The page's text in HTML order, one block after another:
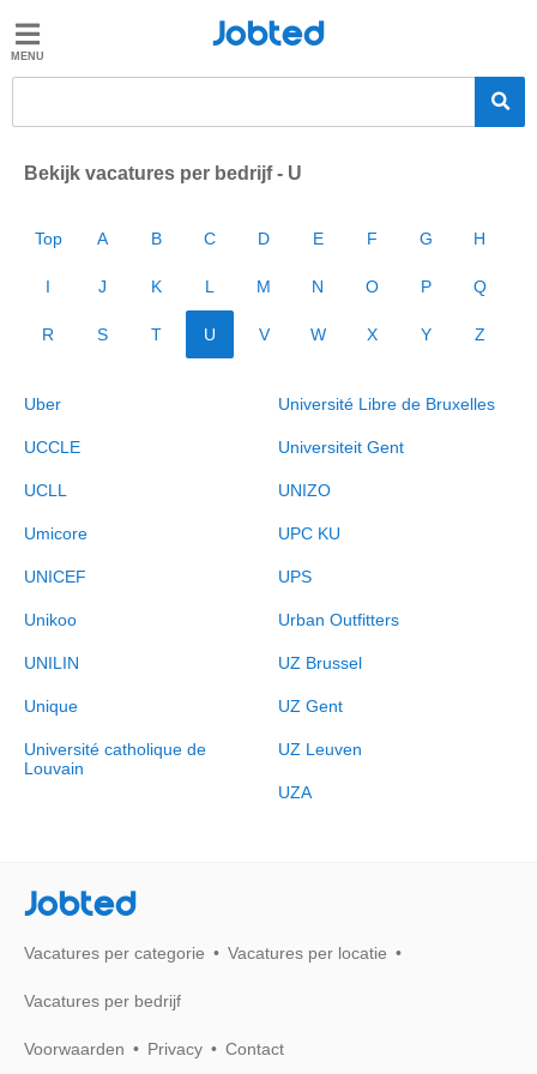
Jobted
Taal
Jobted
Bekijk vacatures per bedrijf - U
Top A B C D E F G H
I J K L M N O P Q
R S T U V W X Y Z
Uber
UCCLE
UCLL
Umicore
UNICEF
Unikoo
UNILIN
Unique
Université catholique de
Louvain
Université Libre de Bruxelles
Universiteit Gent
UNIZO
UPC KU
UPS
Urban Outfitters
UZ Brussel
UZ Gent
UZ Leuven
UZA
Jobted
Vacatures per categorie Vacatures per locatie
Vacatures per bedrijf
Voorwaarden Privacy Contact